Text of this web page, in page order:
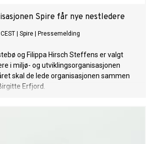
Spire får nye nestledere
Spire Pressemelding
og Filippa Hirsch Steffens er valgt
i miljø- og utviklingsorganisasjonen
skal de lede organisasjonen sammen
Erfjord.